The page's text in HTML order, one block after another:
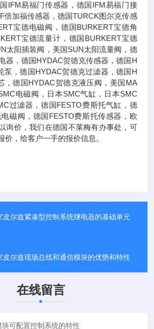
IFM易福门传感器，德国IFM易福门接
倍加福传感器，德国TURCK图尔克传感
宝德电磁阀，德国BURKERT宝德角
宝德流量计，德国BURKERT宝德
太阳插装阀，美国SUN太阳流量阀，德
器，德国HYDAC贺德克传感器，德国H
泵，德国HYDAC贺德克过滤器，德国H
，德国HYDAC贺德克液压阀，美国MA
电磁阀，日本SMC气缸，日本SMC
过滤器，德国FESTO费斯托气缸，德
磁阀，德国FESTO费斯托传感器，欧
询价，我们在德国不莱梅有办事处，可
价，给客户一手的报价信息。
皮尔兹紧凑型控制系统继电器的基础单元
皮尔兹现场总线和通信模块的优势和特性
在线留言